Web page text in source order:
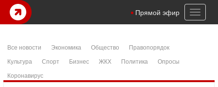
Toggle
Прямой эфир
Все новости Экономика Общество
Правопорядок
Культура
Спорт Бизнес ЖКХ Политика
Опросы
Коронавирус